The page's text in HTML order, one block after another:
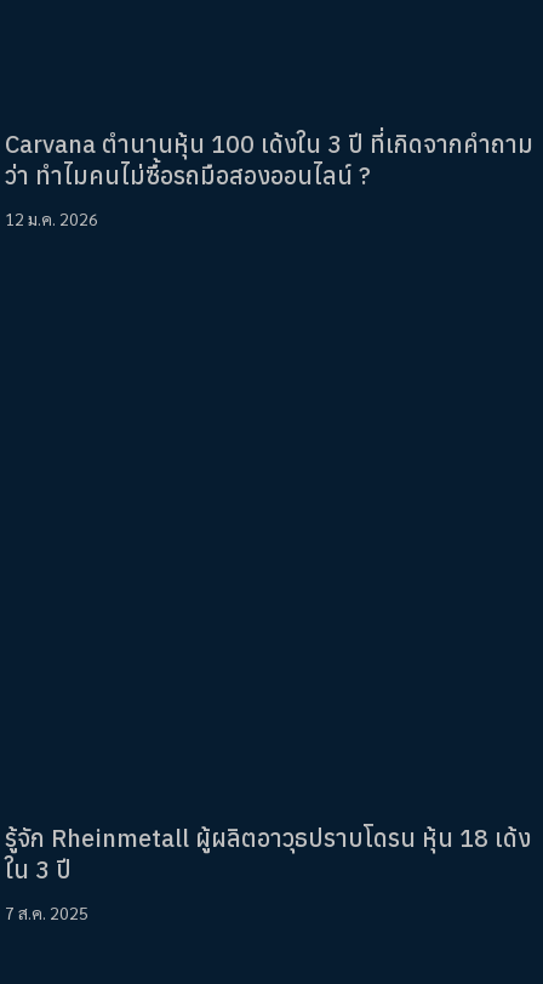
Carvana ตำนานหุ้น 100 เด้งใน 3 ปี ที่เกิดจากคำถาม
ว่า ทำไมคนไม่ซื้อรถมือสองออนไลน์ ?
12 ม.ค. 2026
รู้จัก Rheinmetall ผู้ผลิตอาวุธปราบโดรน หุ้น 18 เด้ง
ใน 3 ปี
7 ส.ค. 2025